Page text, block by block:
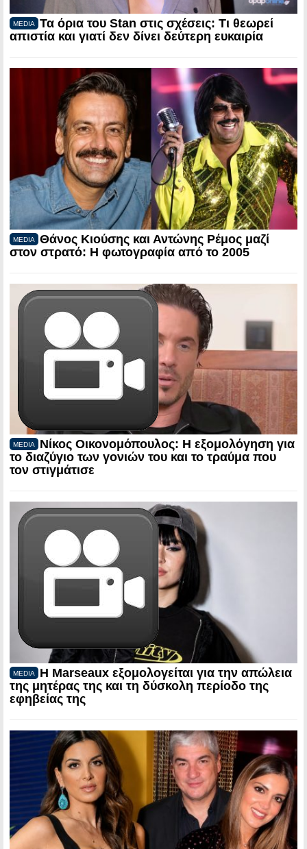
MEDIA
Τα όρια του Stan στις σχέσεις: Τι θεωρεί
απιστία και γιατί δεν δίνει δεύτερη ευκαιρία
MEDIA
Θάνος Κιούσης και Αντώνης Ρέμος μαζί
στον στρατό: Η φωτογραφία από το 2005
MEDIA
Νίκος Οικονομόπουλος: Η εξομολόγηση για
το διαζύγιο των γονιών του και το τραύμα που
τον στιγμάτισε
MEDIA
Η Marseaux εξομολογείται για την απώλεια
της μητέρας της και τη δύσκολη περίοδο της
εφηβείας της